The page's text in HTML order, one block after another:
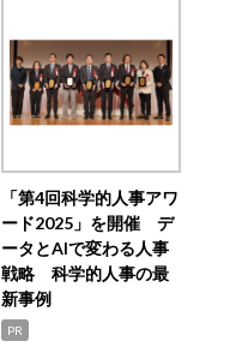
「第4回科学的人事アワ
ード2025」を開催 デ
ータとAIで変わる人事
戦略 科学的人事の最
新事例
PR